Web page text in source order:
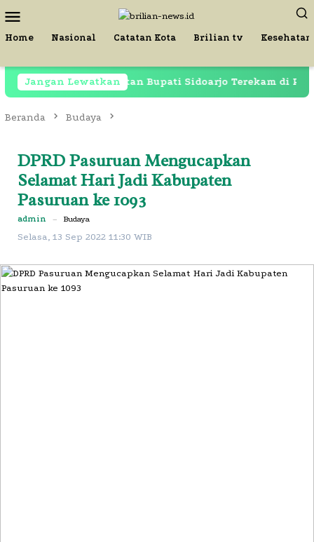
ke
kontenMobile
Home Nasional Catatan Kota Brilian tv Kesehatan
Jangan Lewatkan
Mantan Bupati Sidoarjo Terekam di Restoran
Beranda Budaya
DPRD Pasuruan Mengucapkan
Selamat Hari Jadi Kabupaten
Pasuruan ke 1093
admin – Budaya
Selasa, 13 Sep 2022 11:30 WIB